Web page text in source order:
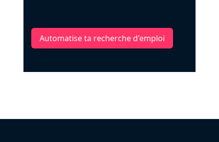
Automatise ta recherche d'emploi